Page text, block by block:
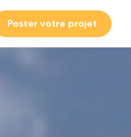
Poster votre projet